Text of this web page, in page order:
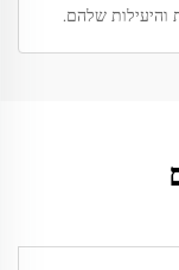
והיעילות שלהם.